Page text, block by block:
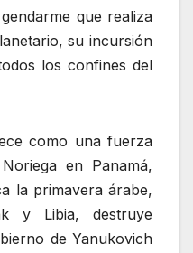
que realiza
su incursión
los confines del
como una fuerza
en Panamá,
la primavera árabe,
y Libia, destruye
de Yanukovich